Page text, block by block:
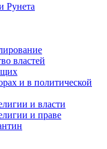
Рунета
властей
и в политической
и власти
и праве